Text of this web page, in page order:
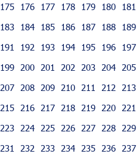
175
176 177 178 179 180 181
183
184 185 186 187 188 189
191
192 193 194 195 196 197
199
200 201 202 203 204 205
207
208 209 210 211 212 213
215
216 217 218 219 220 221
223
224 225 226 227 228 229
231
232 233 234 235 236 237